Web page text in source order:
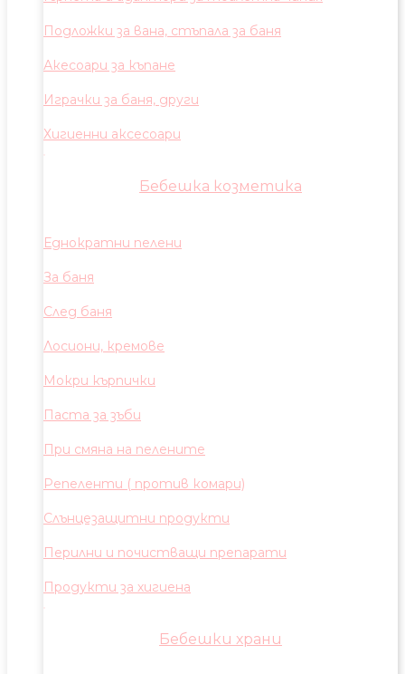
Подложки за вана, стъпала за баня
Акесоари за къпане
Играчки за баня, други
Хигиенни аксесоари
Бебешка козметика
Еднократни пелени
За баня
След баня
Лосиони, кремове
Мокри кърпички
Паста за зъби
При смяна на пелените
Репеленти ( против комари)
Слънцезащитни продукти
Перилни и почистващи препарати
Продукти за хигиена
Бебешки храни